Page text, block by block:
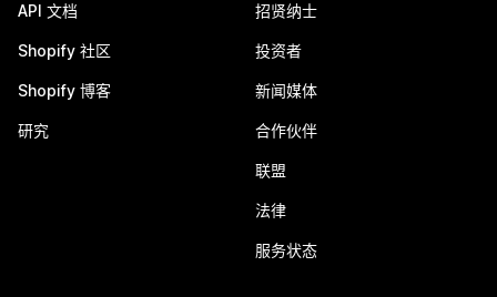
API 文档
Shopify 社区
Shopify 博客
研究
招贤纳士
投资者
新闻媒体
合作伙伴
联盟
法律
服务状态